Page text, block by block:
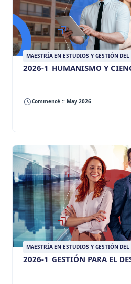
MAESTRÍA EN ESTUDIOS Y GESTIÓN
2026-1_HUMANISMO Y
Commencé :: May 2026
MAESTRÍA EN ESTUDIOS Y GESTIÓN
2026-1_GESTIÓN PARA EL